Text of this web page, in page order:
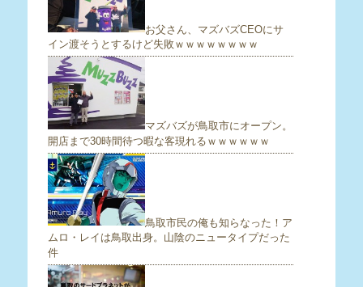
お父さん、マズバズCEOにサ
イン渡そうとするけど失敗ｗｗｗｗｗｗｗｗ
マズバズが鳥取市にオープン。
開店まで30時間待つ暇な客現れるｗｗｗｗｗｗ
鳥取市民の俺も知らなった！ア
ムロ・レイは鳥取出身。山陰のニュータイプだった
件